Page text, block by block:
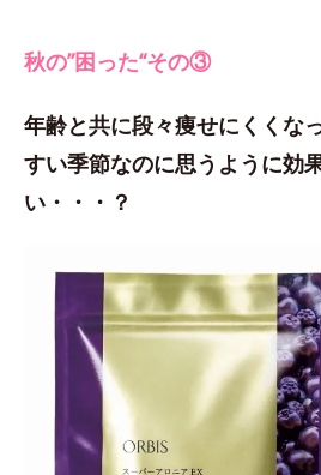
秋の”困った“その③
年齢と共に段々痩せにくくな
すい季節なのに思うように効
い・・・？